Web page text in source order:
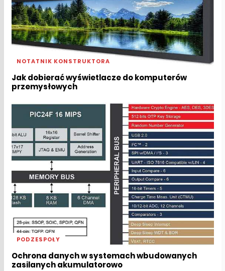
NOTATNIK KONSTRUKTORA
Jak dobierać wyświetlacze do komputerów
przemysłowych
PODZESPOŁY
Ochrona danych w systemach wbudowanych
zasilanych akumulatorowo